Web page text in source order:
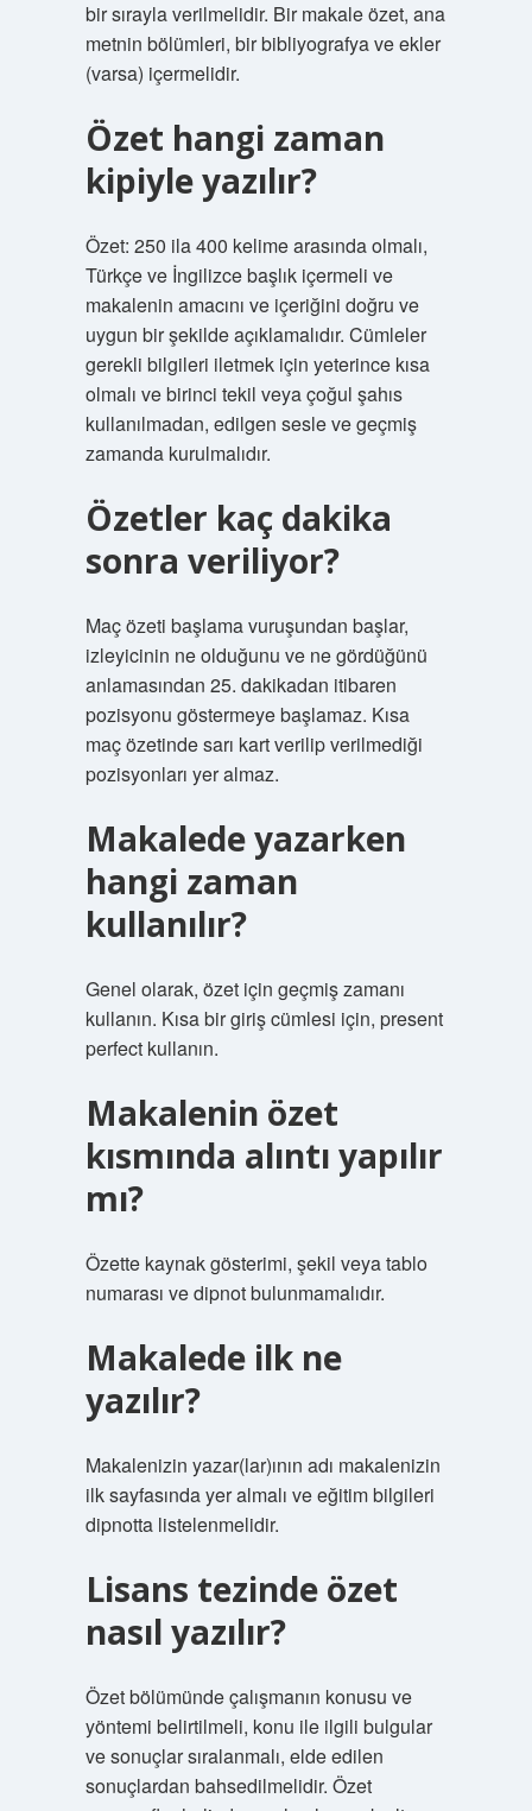
bir sırayla verilmelidir. Bir makale özet, ana
metnin bölümleri, bir bibliyografya ve ekler
(varsa) içermelidir.
Özet hangi zaman
kipiyle yazılır?
Özet: 250 ila 400 kelime arasında olmalı,
Türkçe ve İngilizce başlık içermeli ve
makalenin amacını ve içeriğini doğru ve
uygun bir şekilde açıklamalıdır. Cümleler
gerekli bilgileri iletmek için yeterince kısa
olmalı ve birinci tekil veya çoğul şahıs
kullanılmadan, edilgen sesle ve geçmiş
zamanda kurulmalıdır.
Özetler kaç dakika
sonra veriliyor?
Maç özeti başlama vuruşundan başlar,
izleyicinin ne olduğunu ve ne gördüğünü
anlamasından 25. dakikadan itibaren
pozisyonu göstermeye başlamaz. Kısa
maç özetinde sarı kart verilip verilmediği
pozisyonları yer almaz.
Makalede yazarken
hangi zaman
kullanılır?
Genel olarak, özet için geçmiş zamanı
kullanın. Kısa bir giriş cümlesi için, present
perfect kullanın.
Makalenin özet
kısmında alıntı yapılır
mı?
Özette kaynak gösterimi, şekil veya tablo
numarası ve dipnot bulunmamalıdır.
Makalede ilk ne
yazılır?
Makalenizin yazar(lar)ının adı makalenizin
ilk sayfasında yer almalı ve eğitim bilgileri
dipnotta listelenmelidir.
Lisans tezinde özet
nasıl yazılır?
Özet bölümünde çalışmanın konusu ve
yöntemi belirtilmeli, konu ile ilgili bulgular
ve sonuçlar sıralanmalı, elde edilen
sonuçlardan bahsedilmelidir. Özet